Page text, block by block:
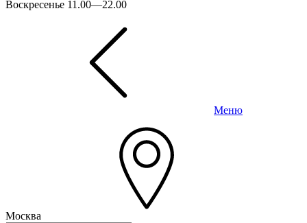
Воскресенье 11.00—22.00
Меню
Москва